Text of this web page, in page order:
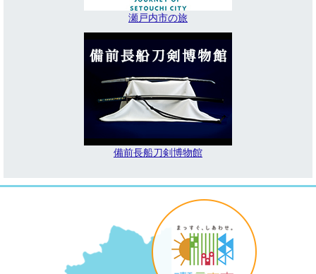
瀬戸内市の旅
備前長船刀剣博物館